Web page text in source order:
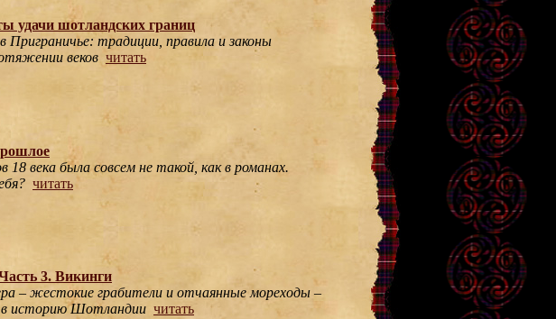
удачи шотландских границ
Приграничье: традиции, правила и законы
веков читать
18 века была совсем не такой, как в романах.
читать
3. Викинги
– жестокие грабители и отчаянные мореходы –
в историю Шотландии читать